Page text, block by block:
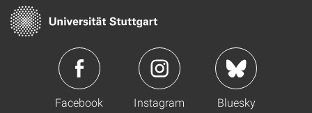
Facebook Instagram Bluesky